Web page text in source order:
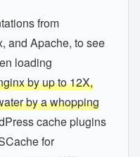
from
and Apache, to see
loading
by up to 12X,
by a whopping
cache plugins
for